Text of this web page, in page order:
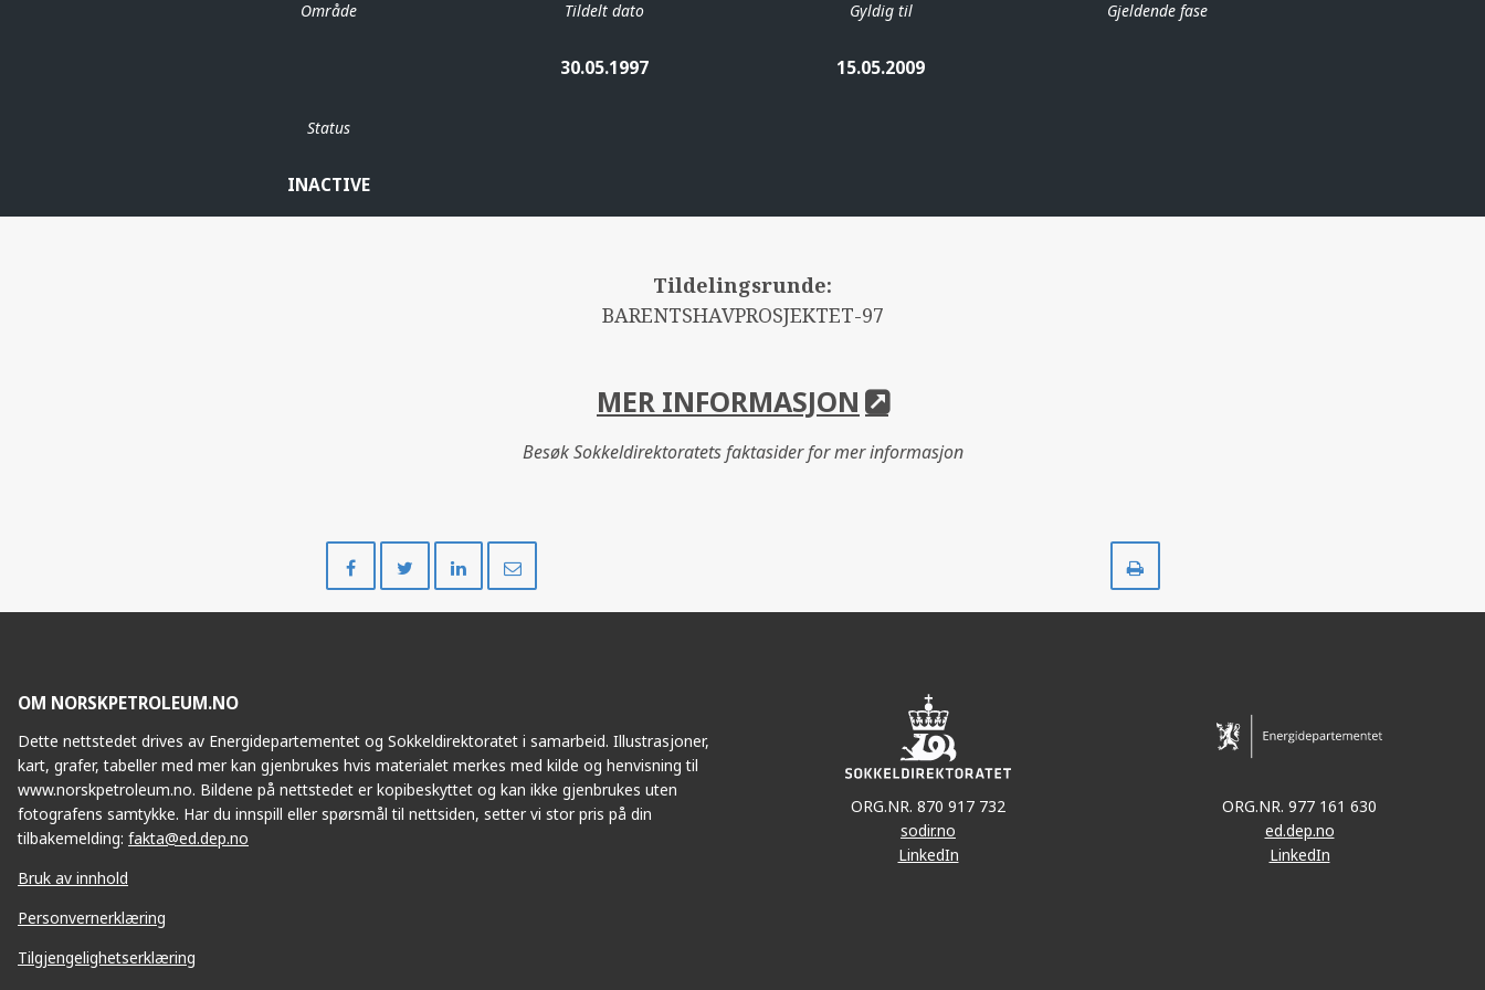
Område Tildelt dato
30.05.1997
Gyldig til
15.05.2009
Gjeldende fase
Status
INACTIVE
Tildelingsrunde:
BARENTSHAVPROSJEKTET-97
MER INFORMASJON
Besøk Sokkeldirektoratets faktasider for mer informasjon
på
på
på
OM NORSKPETROLEUM.NO
Dette nettstedet drives av Energidepartementet og Sokkeldirektoratet i samarbeid. Illustrasjoner,
kart, grafer, tabeller med mer kan gjenbrukes hvis materialet merkes med kilde og henvisning til
www.norskpetroleum.no. Bildene på nettstedet er kopibeskyttet og kan ikke gjenbrukes uten
fotografens samtykke. Har du innspill eller spørsmål til nettsiden, setter vi stor pris på din
tilbakemelding: fakta@ed.dep.no
Bruk av innhold
Personvernerklæring
Tilgjengelighetserklæring
ORG.NR. 870 917 732
sodir.no
LinkedIn
ORG.NR. 977 161 630
ed.dep.no
LinkedIn